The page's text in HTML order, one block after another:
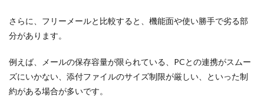
さらに、フリーメールと比較すると、機能面や使い勝手で劣る部
分があります。
例えば、メールの保存容量が限られている、PCとの連携がスムー
ズにいかない、添付ファイルのサイズ制限が厳しい、といった制
約がある場合が多いです。